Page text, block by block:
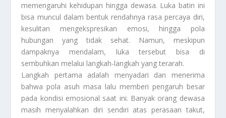
memengaruhi kehidupan hingga dewasa. Luka batin ini
bisa muncul dalam bentuk rendahnya rasa percaya diri,
kesulitan mengekspresikan emosi, hingga pola
hubungan yang tidak sehat. Namun, meskipun
dampaknya mendalam, luka tersebut bisa di
sembuhkan melalui langkah-langkah yang terarah.
Langkah pertama adalah menyadari dan menerima
bahwa pola asuh masa lalu memberi pengaruh besar
pada kondisi emosional saat ini. Banyak orang dewasa
masih menyalahkan diri sendiri atas perasaan takut,